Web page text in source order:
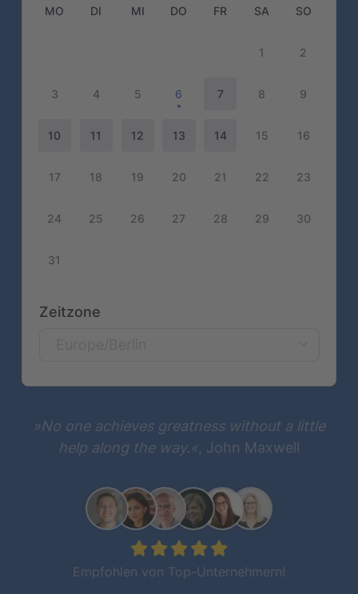
MO DI MI DO FR SA SO
1 2
3 4 5 6 7 8 9
10 11 12 13 14 15 16
17 18 19 20 21 22 23
24 25 26 27 28 29 30
31
Zeitzone
»No one achieves greatness without a little
help along the way.«, John Maxwell
Empfohlen von Top-Unternehmern!